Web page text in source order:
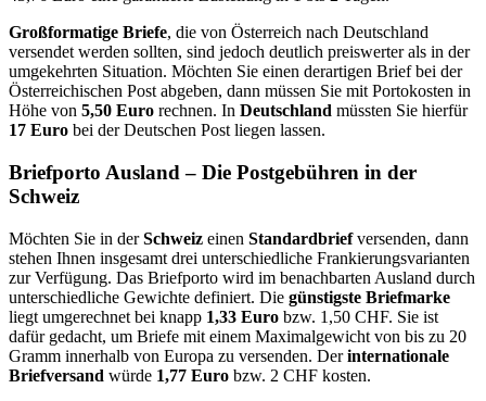
Großformatige Briefe, die von Österreich nach Deutschland
versendet werden sollten, sind jedoch deutlich preiswerter als in der
umgekehrten Situation. Möchten Sie einen derartigen Brief bei der
Österreichischen Post abgeben, dann müssen Sie mit Portokosten in
Höhe von 5,50 Euro rechnen. In Deutschland müssten Sie hierfür
17 Euro bei der Deutschen Post liegen lassen.
Briefporto Ausland – Die Postgebühren in der
Schweiz
Möchten Sie in derSchweiz einen Standardbriefversenden, dann
stehen Ihnen insgesamt drei unterschiedliche Frankierungsvarianten
zur Verfügung. Das Briefporto wird im benachbarten Ausland durch
unterschiedliche Gewichte definiert. Die günstigste Briefmarke
liegt umgerechnet bei knapp 1,33 Euro bzw. 1,50 CHF. Sie ist
dafür gedacht, um Briefe mit einem Maximalgewicht von bis zu 20
Gramm innerhalb von Europa zu versenden. Derinternationale
Briefversand würde 1,77 Euro bzw. 2 CHF kosten.